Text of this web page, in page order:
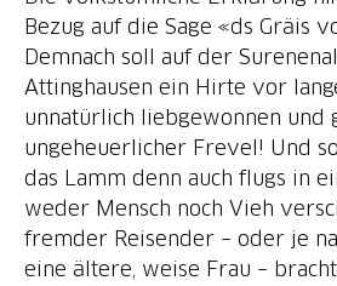
Bezug auf die Sage «ds Gräis
Demnach soll auf der
Attinghausen ein Hirte vor
unnatürlich liebgewonnen und
ungeheuerlicher Frevel! Und
das Lamm denn auch flugs in
weder Mensch noch Vieh
fremder Reisender – oder je
eine ältere, weise Frau –